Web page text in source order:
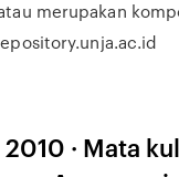
merupakan
· Mata